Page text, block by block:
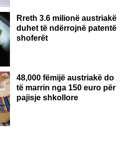
Rreth 3.6 milionë austriakë
duhet të ndërrojnë patentë
shoferët
48,000 fëmijë austriakë do
të marrin nga 150 euro për
pajisje shkollore